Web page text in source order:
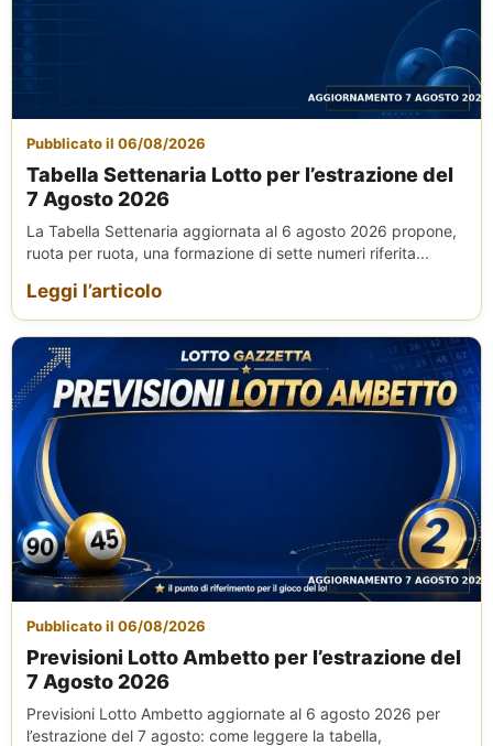
Pubblicato il 06/08/2026
Tabella Settenaria Lotto per l’estrazione del
7 Agosto 2026
La Tabella Settenaria aggiornata al 6 agosto 2026 propone,
ruota per ruota, una formazione di sette numeri riferita...
Leggi l’articolo
Pubblicato il 06/08/2026
Previsioni Lotto Ambetto per l’estrazione del
7 Agosto 2026
Previsioni Lotto Ambetto aggiornate al 6 agosto 2026 per
l’estrazione del 7 agosto: come leggere la tabella,